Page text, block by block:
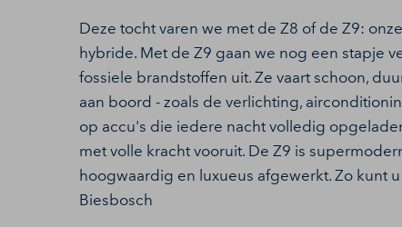
Deze tocht varen we met de Z8 of de Z9:
hybride. Met de Z9 gaan we nog een stapje
fossiele brandstoffen uit. Ze vaart schoon,
aan boord - zoals de verlichting,
op accu's die iedere nacht volledig
met volle kracht vooruit. De Z9 is
hoogwaardig en luxueus afgewerkt. Zo kunt
Biesbosch